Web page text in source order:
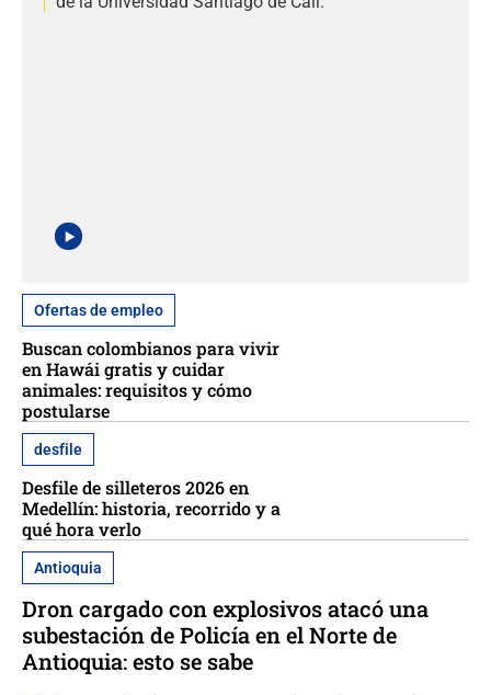
Ofertas de empleo
Buscan colombianos para vivir
en Hawái gratis y cuidar
animales: requisitos y cómo
postularse
desfile
Desfile de silleteros 2026 en
Medellín: historia, recorrido y a
qué hora verlo
Antioquia
Dron cargado con explosivos atacó una
subestación de Policía en el Norte de
Antioquia: esto se sabe